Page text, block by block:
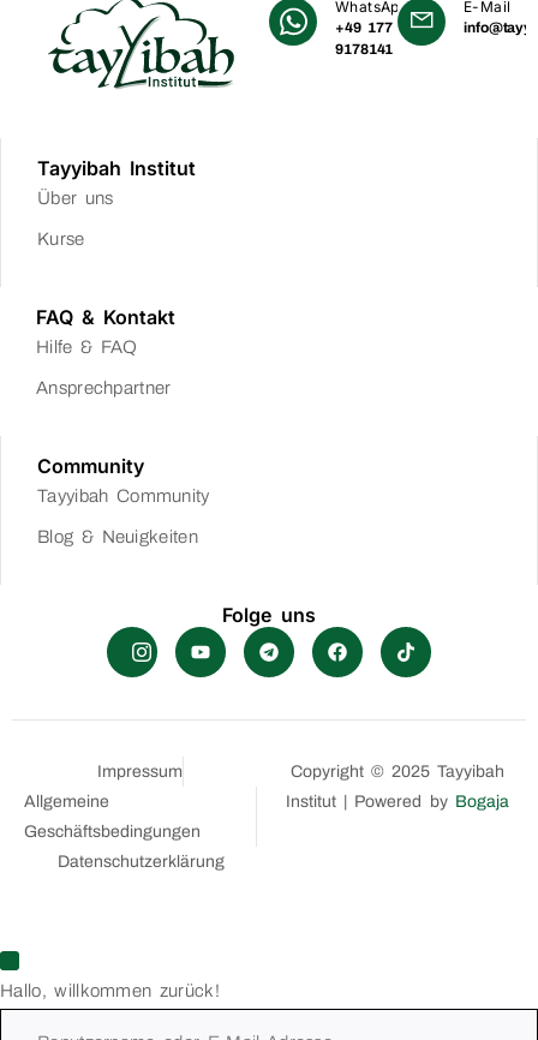
WhatsApp
+49 177
9178141
E-Mail
Tayyibah Institut
Über uns
Kurse
FAQ & Kontakt
Hilfe & FAQ
Ansprechpartner
Community
Tayyibah Community
Blog & Neuigkeiten
Folge uns
Impressum
Allgemeine
Geschäftsbedingungen
Datenschutzerklärung
Copyright © 2025 Tayyibah
Institut | Powered by Bogaja
Hallo, willkommen zurück!